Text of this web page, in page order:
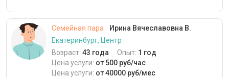
Семейная пара
Ирина Вячеславовна В.
Екатеринбург, Центр
Возраст: 43 года Опыт: 1 год
Цена услуги: от 500 руб/час
Цена услуги: от 40000 руб/мес